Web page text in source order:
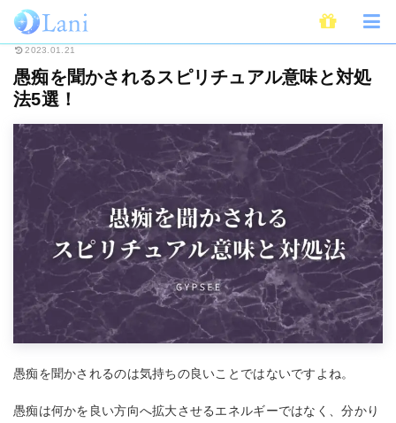
ホーム スピリチュアル 愚痴を聞かされるスピリチュアル意味と対処法5選
2023.01.21
愚痴を聞かされるスピリチュアル意味と対処
法5選！
愚痴を聞かされるのは気持ちの良いことではないですよね。
愚痴は何かを良い方向へ拡大させるエネルギーではなく、分かり